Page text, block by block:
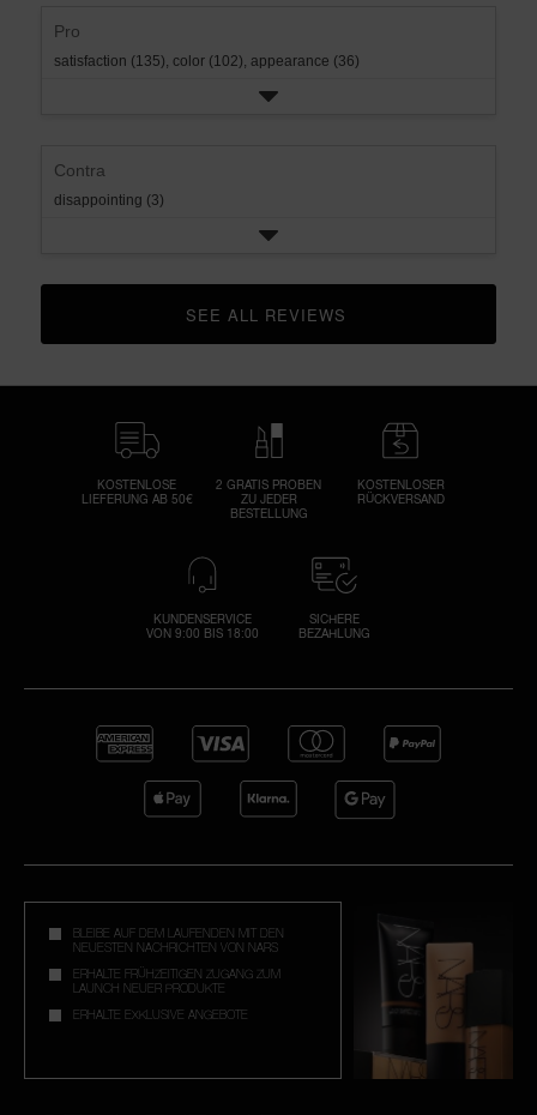
Pro
satisfaction (135), color (102), appearance (36)
Contra
disappointing (3)
CLICK TO GO TO ALL REVIEWS
KOSTENLOSE
LIEFERUNG AB 50€
2 GRATIS PROBEN
ZU JEDER
BESTELLUNG
KOSTENLOSER
RÜCKVERSAND
KUNDENSERVICE
VON 9:00 BIS 18:00
SICHERE
BEZAHLUNG
BLEIBE AUF DEM LAUFENDEN MIT DEN
NEUESTEN NACHRICHTEN VON NARS
ERHALTE FRÜHZEITIGEN ZUGANG ZUM
LAUNCH NEUER PRODUKTE
ERHALTE EXKLUSIVE ANGEBOTE